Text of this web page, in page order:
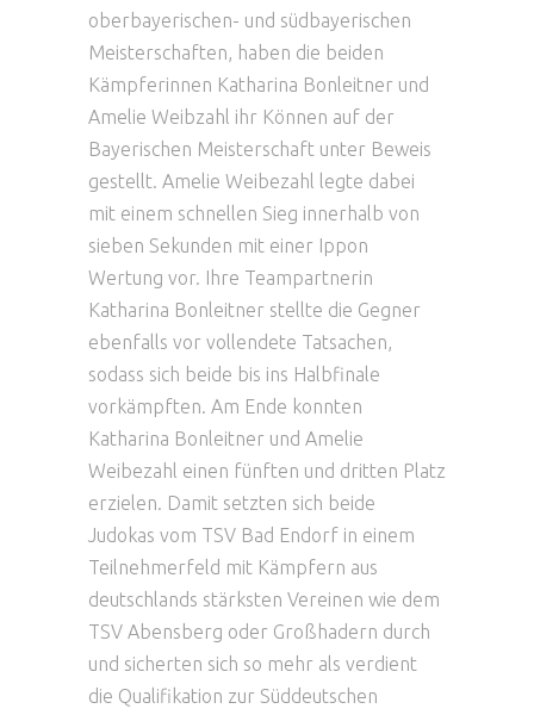
oberbayerischen- und südbayerischen
Meisterschaften, haben die beiden
Kämpferinnen Katharina Bonleitner und
Amelie Weibzahl ihr Können auf der
Bayerischen Meisterschaft unter Beweis
gestellt. Amelie Weibezahl legte dabei
mit einem schnellen Sieg innerhalb von
sieben Sekunden mit einer Ippon
Wertung vor. Ihre Teampartnerin
Katharina Bonleitner stellte die Gegner
ebenfalls vor vollendete Tatsachen,
sodass sich beide bis ins Halbfinale
vorkämpften. Am Ende konnten
Katharina Bonleitner und Amelie
Weibezahl einen fünften und dritten Platz
erzielen. Damit setzten sich beide
Judokas vom TSV Bad Endorf in einem
Teilnehmerfeld mit Kämpfern aus
deutschlands stärksten Vereinen wie dem
TSV Abensberg oder Großhadern durch
und sicherten sich so mehr als verdient
die Qualifikation zur Süddeutschen